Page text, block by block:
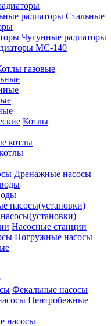
Стальные
Чугунные радиаторы
МС-140
газовые
Котлы
Дренажные насосы
Насосные станции
Погружные насосы
Фекальные насосы
Центробежные